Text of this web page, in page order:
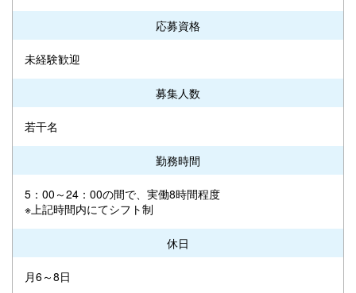
応募資格
未経験歓迎
募集人数
若干名
勤務時間
5：00～24：00の間で、実働8時間程度
※上記時間内にてシフト制
休日
月6～8日